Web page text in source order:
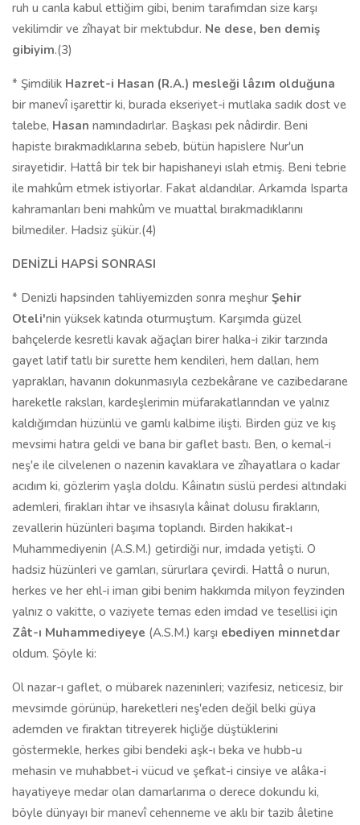
ruh u canla kabul ettiğim gibi, benim tarafımdan size karşı
vekilimdir ve zîhayat bir mektubdur. Ne dese, ben demiş
gibiyim.(3)
* Şimdilik Hazret-i Hasan (R.A.) mesleği lâzım olduğuna
bir manevî işarettir ki, burada ekseriyet-i mutlaka sadık dost ve
talebe, Hasan namındadırlar. Başkası pek nâdirdir. Beni
hapiste bırakmadıklarına sebeb, bütün hapislere Nur'un
sirayetidir. Hattâ bir tek bir hapishaneyi ıslah etmiş. Beni tebrie
ile mahkûm etmek istiyorlar. Fakat aldandılar. Arkamda Isparta
kahramanları beni mahkûm ve muattal bırakmadıklarını
bilmediler. Hadsiz şükür.(4)
DENİZLİ HAPSİ SONRASI
* Denizli hapsinden tahliyemizden sonra meşhur Şehir
Oteli'nin yüksek katında oturmuştum. Karşımda güzel
bahçelerde kesretli kavak ağaçları birer halka-i zikir tarzında
gayet latif tatlı bir surette hem kendileri, hem dalları, hem
yaprakları, havanın dokunmasıyla cezbekârane ve cazibedarane
hareketle raksları, kardeşlerimin müfarakatlarından ve yalnız
kaldığımdan hüzünlü ve gamlı kalbime ilişti. Birden güz ve kış
mevsimi hatıra geldi ve bana bir gaflet bastı. Ben, o kemal-i
neş'e ile cilvelenen o nazenin kavaklara ve zîhayatlara o kadar
acıdım ki, gözlerim yaşla doldu. Kâinatın süslü perdesi altındaki
ademleri, firakları ihtar ve ihsasıyla kâinat dolusu firakların,
zevallerin hüzünleri başıma toplandı. Birden hakikat-ı
Muhammediyenin (A.S.M.) getirdiği nur, imdada yetişti. O
hadsiz hüzünleri ve gamları, sürurlara çevirdi. Hattâ o nurun,
herkes ve her ehl-i iman gibi benim hakkımda milyon feyzinden
yalnız o vakitte, o vaziyete temas eden imdad ve tesellisi için
Zât-ı Muhammediyeye (A.S.M.) karşı ebediyen minnetdar
oldum. Şöyle ki:
Ol nazar-ı gaflet, o mübarek nazeninleri; vazifesiz, neticesiz, bir
mevsimde görünüp, hareketleri neş'eden değil belki güya
ademden ve firaktan titreyerek hiçliğe düştüklerini
göstermekle, herkes gibi bendeki aşk-ı beka ve hubb-u
mehasin ve muhabbet-i vücud ve şefkat-i cinsiye ve alâka-i
hayatiyeye medar olan damarlarıma o derece dokundu ki,
böyle dünyayı bir manevî cehenneme ve aklı bir tazib âletine